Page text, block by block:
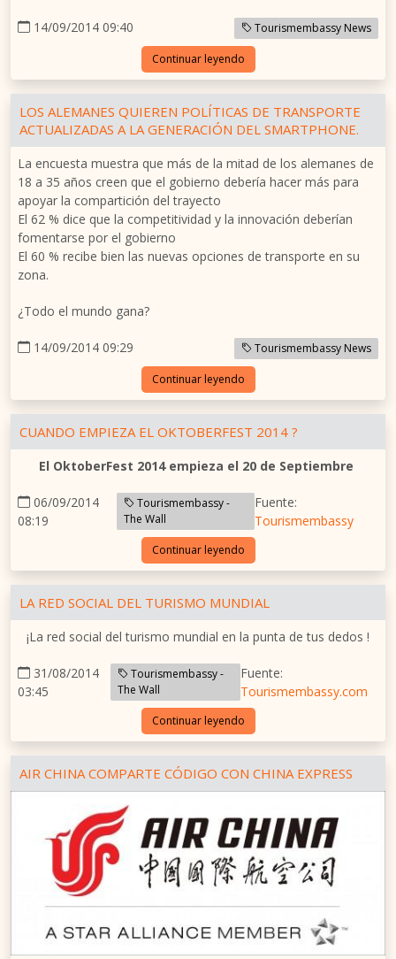
14/09/2014 09:40 Tourismembassy News
Continuar leyendo
LOS ALEMANES QUIEREN POLÍTICAS DE TRANSPORTE
ACTUALIZADAS A LA GENERACIÓN DEL SMARTPHONE.
La encuesta muestra que más de la mitad de los alemanes de
18 a 35 años creen que el gobierno debería hacer más para
apoyar la compartición del trayecto
El 62 % dice que la competitividad y la innovación deberían
fomentarse por el gobierno
El 60 % recibe bien las nuevas opciones de transporte en su
zona.
¿Todo el mundo gana?
14/09/2014 09:29 Tourismembassy News
Continuar leyendo
CUANDO EMPIEZA EL OKTOBERFEST 2014 ?
El OktoberFest 2014 empieza el 20 de Septiembre
06/09/2014
08:19
Tourismembassy -
The Wall
Fuente:
Tourismembassy
Continuar leyendo
LA RED SOCIAL DEL TURISMO MUNDIAL
¡La red social del turismo mundial en la punta de tus dedos !
31/08/2014
03:45
Tourismembassy -
The Wall
Fuente:
Tourismembassy.com
Continuar leyendo
AIR CHINA COMPARTE CÓDIGO CON CHINA EXPRESS